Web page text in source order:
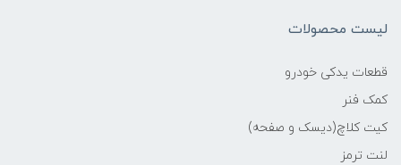
لیست محصولات
قطعات یدکی خودرو
کمک فنر
کیت کلاچ(دیسک و صفحه)
لنت ترمز